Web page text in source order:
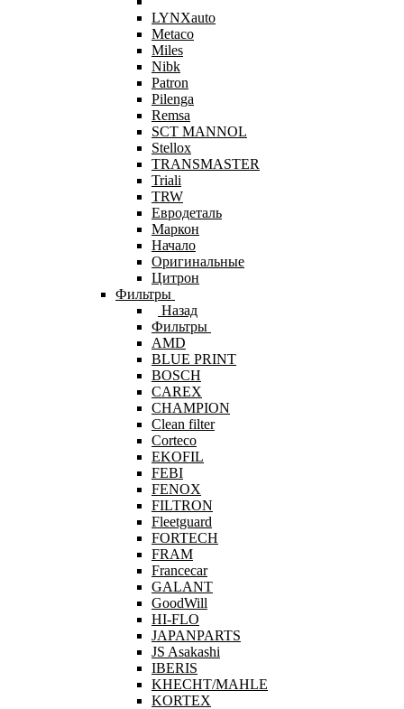
LYNXauto
Metaco
Miles
Nibk
Patron
Pilenga
Remsa
SCT MANNOL
Stellox
TRANSMASTER
Triali
TRW
Евродеталь
Маркон
Начало
Оригинальные
Цитрон
Фильтры
Назад
Фильтры
AMD
BLUE PRINT
BOSCH
CAREX
CHAMPION
Clean filter
Corteco
EKOFIL
FEBI
FENOX
FILTRON
Fleetguard
FORTECH
FRAM
Francecar
GALANT
GoodWill
HI-FLO
JAPANPARTS
JS Asakashi
IBERIS
KHECHT/MAHLE
KORTEX